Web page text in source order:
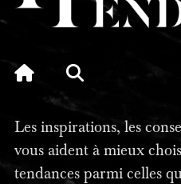
Les inspirations, les
vous aident à mieux
tendances parmi celles